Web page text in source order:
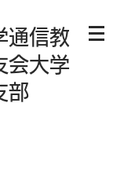
通信教
会大学
部